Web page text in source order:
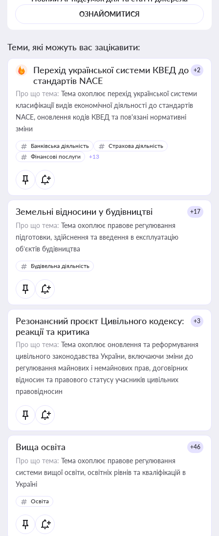
ОЗНАЙОМИТИСЯ
Теми, які можуть вас зацікавити:
Перехід української системи КВЕД до
стандартів NACE
+2
Про що тема: Тема охоплює перехід української системи
класифікації видів економічної діяльності до стандартів
NACE, оновлення кодів КВЕД та пов'язані нормативні
зміни
Банківська діяльність
Страхова діяльність
Фінансові послуги
+13
Земельні відносини у будівництві +17
Про що тема: Тема охоплює правове регулювання
підготовки, здійснення та введення в експлуатацію
об’єктів будівництва
Будівельна діяльність
Резонансний проєкт Цивільного кодексу:
реакції та критика
+3
Про що тема: Тема охоплює оновлення та реформування
цивільного законодавства України, включаючи зміни до
регулювання майнових і немайнових прав, договірних
відносин та правового статусу учасників цивільних
правовідносин
Вища освіта +46
Про що тема: Тема охоплює правове регулювання
системи вищої освіти, освітніх рівнів та кваліфікацій в
Україні
Освіта